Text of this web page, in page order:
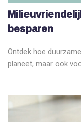
besparen
Ontdek hoe
planeet, maar ook